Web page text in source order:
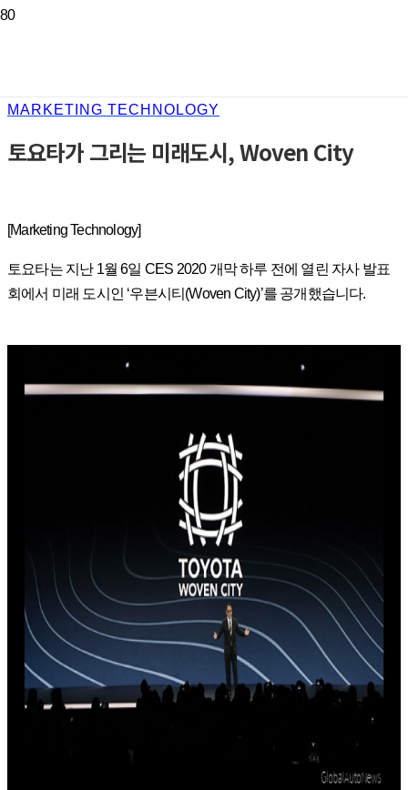
MARKETING TECHNOLOGY
토요타가 그리는 미래도시, Woven City
[Marketing Technology]
토요타는 지난 1월 6일 CES 2020 개막 하루 전에 열린 자사 발표
회에서 미래 도시인 ‘우븐시티(Woven City)’를 공개했습니다.